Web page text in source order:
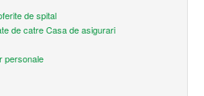
de spital
de catre Casa de asigurari
personale